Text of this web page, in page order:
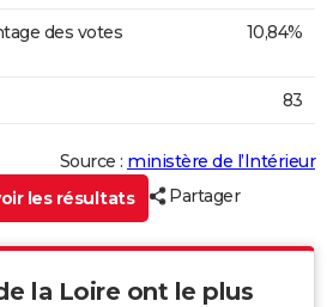
des votes
10,84%
83
Source : ministère de l’Intérieur
les résultats
Partager
la Loire ont le plus